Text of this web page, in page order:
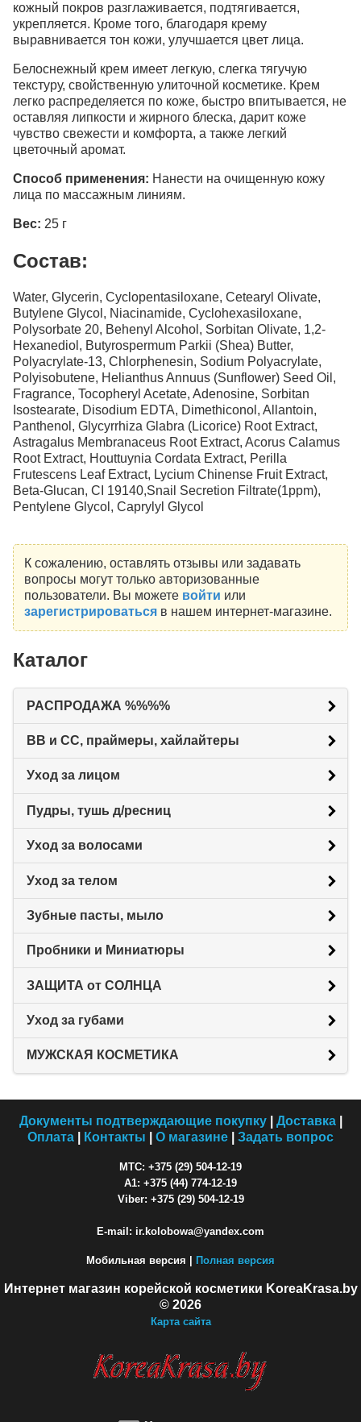
кожный покров разглаживается, подтягивается,
укрепляется. Кроме того, благодаря крему
выравнивается тон кожи, улучшается цвет лица.
Белоснежный крем имеет легкую, слегка тягучую
текстуру, свойственную улиточной косметике. Крем
легко распределяется по коже, быстро впитывается, не
оставляя липкости и жирного блеска, дарит коже
чувство свежести и комфорта, а также легкий
цветочный аромат.
Способ применения: Нанести на очищенную кожу
лица по массажным линиям.
Вес: 25 г
Состав:
Water, Glycerin, Cyclopentasiloxane, Cetearyl Olivate,
Butylene Glycol, Niacinamide, Cyclohexasiloxane,
Polysorbate 20, Behenyl Alcohol, Sorbitan Olivate, 1,2-
Hexanediol, Butyrospermum Parkii (Shea) Butter,
Polyacrylate-13, Chlorphenesin, Sodium Polyacrylate,
Polyisobutene, Helianthus Annuus (Sunflower) Seed Oil,
Fragrance, Tocopheryl Acetate, Adenosine, Sorbitan
Isostearate, Disodium EDTA, Dimethiconol, Allantoin,
Panthenol, Glycyrrhiza Glabra (Licorice) Root Extract,
Astragalus Membranaceus Root Extract, Acorus Calamus
Root Extract, Houttuynia Cordata Extract, Perilla
Frutescens Leaf Extract, Lycium Chinense Fruit Extract,
Beta-Glucan, CI 19140,Snail Secretion Filtrate(1ppm),
Pentylene Glycol, Caprylyl Glycol
К сожалению, оставлять отзывы или задавать
вопросы могут только авторизованные
пользователи. Вы можете войти или
зарегистрироватьсяв нашем интернет-магазине.
Каталог
РАСПРОДАЖА %%%%
BB и CC, праймеры, хайлайтеры
Уход за лицом
Пудры, тушь д/ресниц
Уход за волосами
Уход за телом
Зубные пасты, мыло
Пробники и Миниатюры
ЗАЩИТА от СОЛНЦА
Уход за губами
МУЖСКАЯ КОСМЕТИКА
Документы подтверждающие покупку| Доставка|
Оплата
Контакты О магазине Задать вопрос
МТС: +375 (29) 504-12-19
A1: +375 (44) 774-12-19
Viber: +375 (29) 504-12-19
E-mail: ir.kolobowa@yandex.com
Мобильная версия | Полная версия
Интернет магазин корейской косметики KoreaKrasa.by
© 2026
Карта сайта